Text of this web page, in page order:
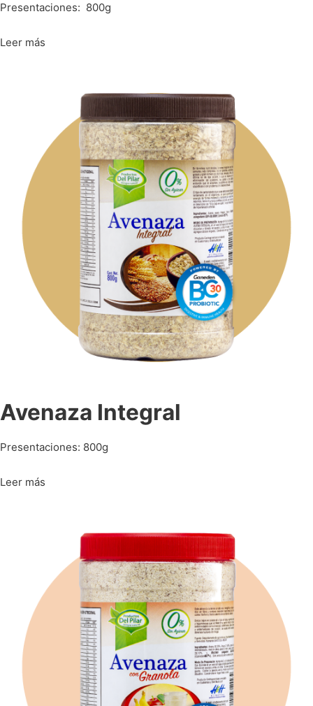
Presentaciones: 800g
Leer más
Avenaza Integral
Presentaciones: 800g
Leer más